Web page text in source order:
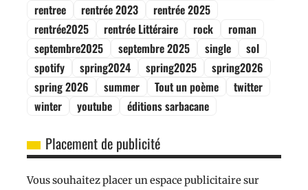
rentree
rentrée 2023
rentrée 2025
rentrée2025
rentrée Littéraire rock
roman
septembre2025
septembre 2025 single
sol
spotify
spring2024 spring2025
spring2026
spring 2026
summer Tout un poème
twitter
winter
youtube éditions sarbacane
Placement de publicité
Vous souhaitez placer un espace publicitaire sur